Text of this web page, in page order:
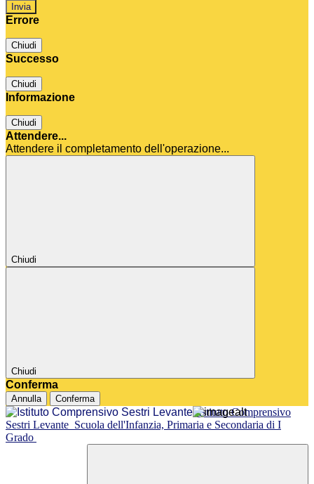
Errore
Chiudi
Successo
Chiudi
Informazione
Chiudi
Attendere...
Attendere il completamento dell'operazione...
Chiudi
Chiudi
Conferma
Annulla Conferma
Istituto Comprensivo
Sestri Levante Scuola dell'Infanzia, Primaria e Secondaria di I
Grado